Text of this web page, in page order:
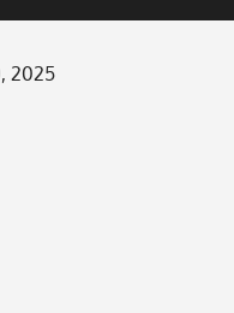
2025